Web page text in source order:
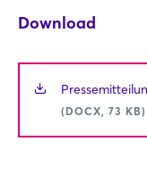
Download
(DOCX, 73 KB)